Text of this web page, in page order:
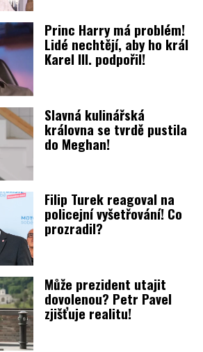
Princ Harry má problém!
Lidé nechtějí, aby ho král
Karel III. podpořil!
Slavná kulinářská
královna se tvrdě pustila
do Meghan!
Filip Turek reagoval na
policejní vyšetřování! Co
prozradil?
Může prezident utajit
dovolenou? Petr Pavel
zjišťuje realitu!